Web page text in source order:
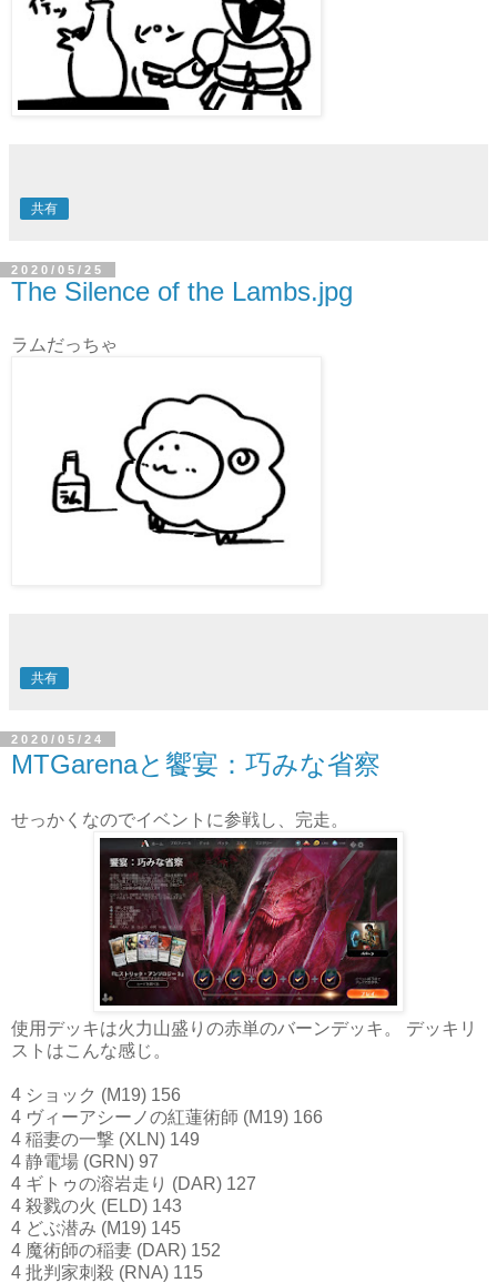
共有
2020/05/25
The Silence of the Lambs.jpg
ラムだっちゃ
共有
2020/05/24
MTGarenaと饗宴：巧みな省察
せっかくなのでイベントに参戦し、完走。
使用デッキは火力山盛りの赤単のバーンデッキ。 デッキリ
ストはこんな感じ。
4 ショック (M19) 156
4 ヴィーアシーノの紅蓮術師 (M19) 166
4 稲妻の一撃 (XLN) 149
4 静電場 (GRN) 97
4 ギトゥの溶岩走り (DAR) 127
4 殺戮の火 (ELD) 143
4 どぶ潜み (M19) 145
4 魔術師の稲妻 (DAR) 152
4 批判家刺殺 (RNA) 115